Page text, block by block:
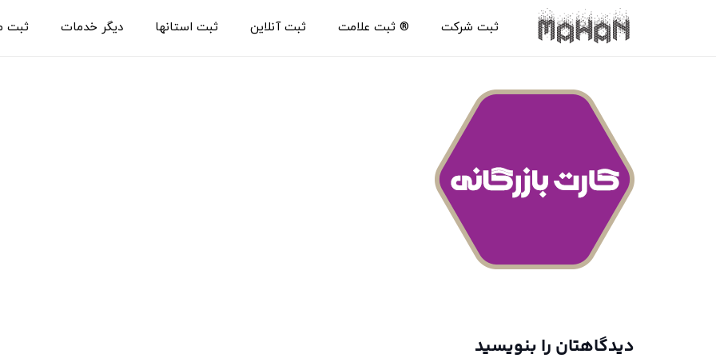
ثبت شرکت ®️ ثبت علامت ثبت آنلاین ثبت استانها دیگر خدمات ثبت
دیدگاهتان را بنویسید